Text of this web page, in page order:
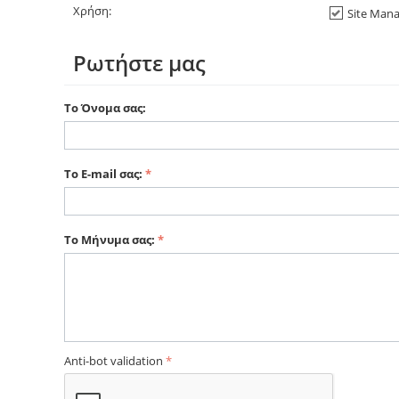
Χρήση: Site
Ρωτήστε μας
Το Όνομα σας:
Το E-mail σας:
Το Μήνυμα σας:
Anti-bot validation